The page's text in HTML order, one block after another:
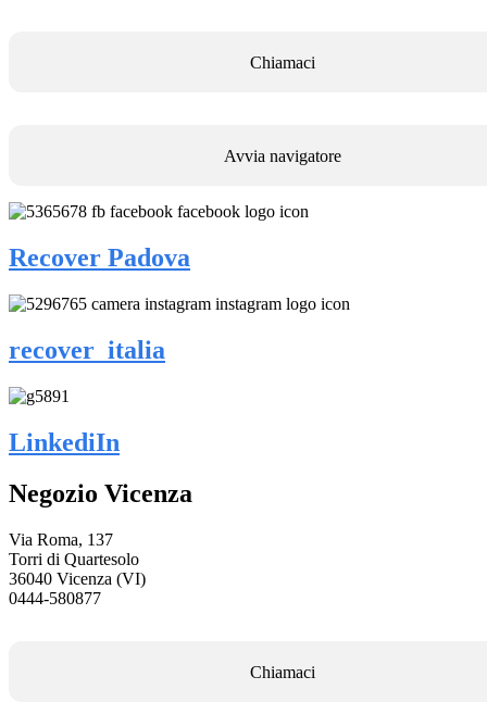
Chiamaci
Avvia navigatore
Recover Padova
recover_italia
LinkediIn
Negozio Vicenza
Via Roma, 137
Torri di Quartesolo
36040 Vicenza (VI)
0444-580877
Chiamaci